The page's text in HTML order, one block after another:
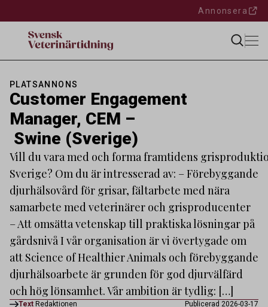
Annonsera
PLATSANNONS
Customer Engagement
Manager, CEM –
Swine (Sverige)
Vill du vara med och forma framtidens
Sverige? Om du är intresserad av: – Förebyggande
djurhälsovård för grisar, fältarbete med nära
samarbete med veterinärer och grisproducenter
– Att omsätta vetenskap till praktiska lösningar på
gårdsnivå I vår organisation är vi övertygade om
att Science of Healthier Animals och förebyggande
djurhälsoarbete är grunden för god djurvälfärd
och hög lönsamhet. Vår ambition är tydlig: […]
Text Redaktionen Publicerad 2026-03-17